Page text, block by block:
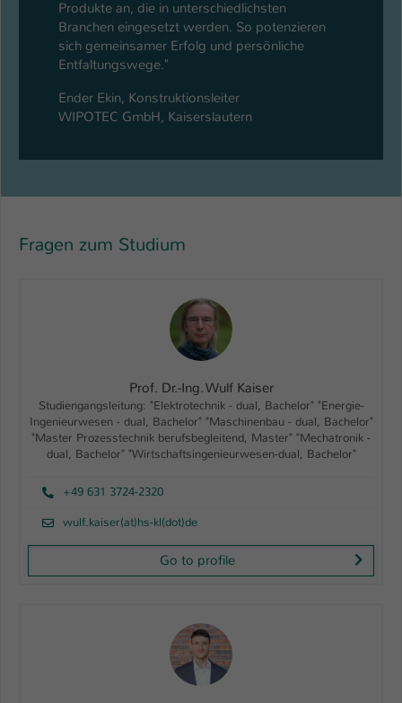
Jasmin Hemmer
psb intralogistics GmbH, Pirmasens
Fragen zum Studium
Prof. Dr.-Ing. Wulf Kaiser
Studiengangsleitung: "Elektrotechnik - dual, Bachelor" "Energie-
Ingenieurwesen - dual, Bachelor" "Maschinenbau - dual, Bachelor"
"Master Prozesstechnik berufsbegleitend, Master" "Mechatronik -
dual, Bachelor" "Wirtschaftsingenieurwesen-dual, Bachelor"
+49 631 3724-2320
wulf.kaiser(at)hs-kl(dot)de
Go to profile